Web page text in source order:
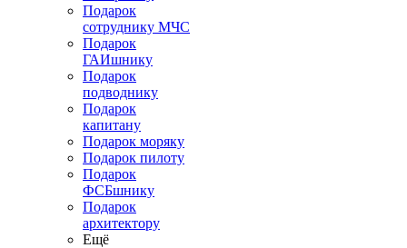
Подарок
сотруднику МЧС
Подарок
ГАИшнику
Подарок
подводнику
Подарок
капитану
Подарок моряку
Подарок пилоту
Подарок
ФСБшнику
Подарок
архитектору
Ещё